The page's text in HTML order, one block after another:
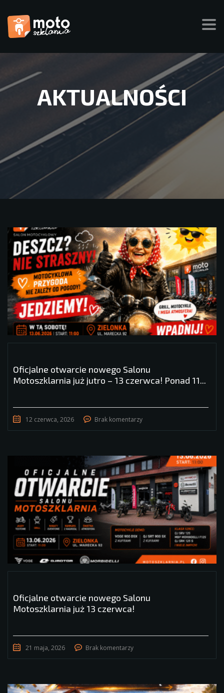
AKTUALNOŚCI
Oficjalne otwarcie nowego Salonu
Motoszklarnia już jutro – 13 czerwca! Ponad 11...
12 czerwca, 2026 Brak komentarzy
Oficjalne otwarcie nowego Salonu
Motoszklarnia już 13 czerwca!
21 maja, 2026 Brak komentarzy